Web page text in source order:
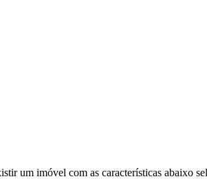
um imóvel com as características abaixo